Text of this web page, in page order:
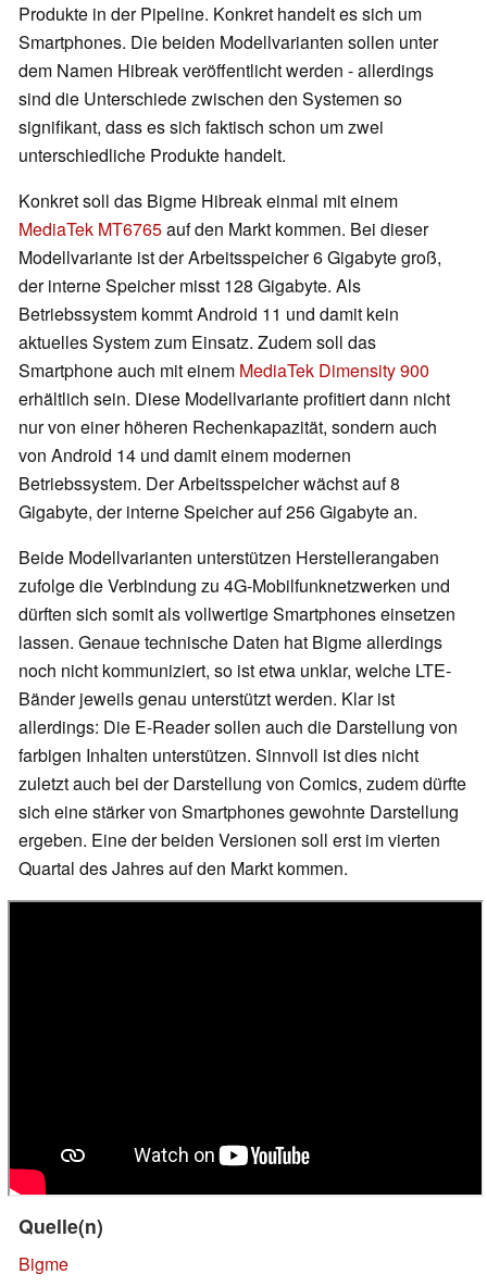
Produkte in der Pipeline. Konkret handelt es sich um
Smartphones. Die beiden Modellvarianten sollen unter
dem Namen Hibreak veröffentlicht werden - allerdings
sind die Unterschiede zwischen den Systemen so
signifikant, dass es sich faktisch schon um zwei
unterschiedliche Produkte handelt.
Konkret soll das Bigme Hibreak einmal mit einem
MediaTek MT6765auf den Markt kommen. Bei dieser
Modellvariante ist der Arbeitsspeicher 6 Gigabyte groß,
der interne Speicher misst 128 Gigabyte. Als
Betriebssystem kommt Android 11 und damit kein
aktuelles System zum Einsatz. Zudem soll das
Smartphone auch mit einem MediaTek Dimensity 900
erhältlich sein. Diese Modellvariante profitiert dann nicht
nur von einer höheren Rechenkapazität, sondern auch
von Android 14 und damit einem modernen
Betriebssystem. Der Arbeitsspeicher wächst auf 8
Gigabyte, der interne Speicher auf 256 Gigabyte an.
Beide Modellvarianten unterstützen Herstellerangaben
zufolge die Verbindung zu 4G-Mobilfunknetzwerken und
dürften sich somit als vollwertige Smartphones einsetzen
lassen. Genaue technische Daten hat Bigme allerdings
noch nicht kommuniziert, so ist etwa unklar, welche LTE-
Bänder jeweils genau unterstützt werden. Klar ist
allerdings: Die E-Reader sollen auch die Darstellung von
farbigen Inhalten unterstützen. Sinnvoll ist dies nicht
zuletzt auch bei der Darstellung von Comics, zudem dürfte
sich eine stärker von Smartphones gewohnte Darstellung
ergeben. Eine der beiden Versionen soll erst im vierten
Quartal des Jahres auf den Markt kommen.
Quelle(n)
Bigme